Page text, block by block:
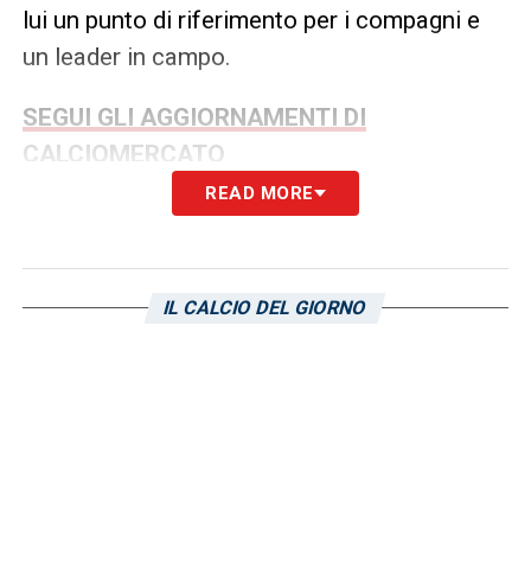
lui un punto di riferimento per i compagni e
un leader in campo.
SEGUI GLI AGGIORNAMENTI DI
CALCIOMERCATO
READ MORE
IL CALCIO DEL GIORNO